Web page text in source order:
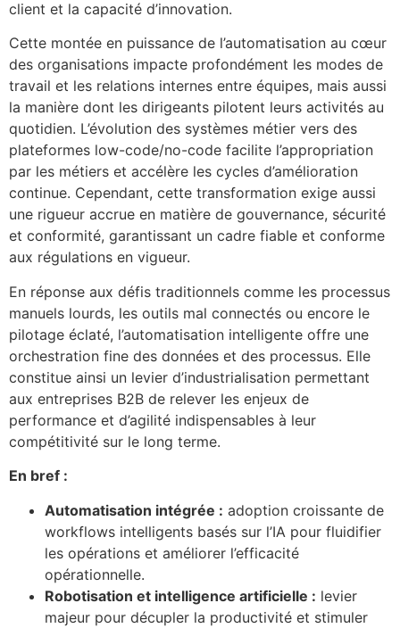
client et la capacité d’innovation.
Cette montée en puissance de l’automatisation au cœur
des organisations impacte profondément les modes de
travail et les relations internes entre équipes, mais aussi
la manière dont les dirigeants pilotent leurs activités au
quotidien. L’évolution des systèmes métier vers des
plateformes low-code/no-code facilite l’appropriation
par les métiers et accélère les cycles d’amélioration
continue. Cependant, cette transformation exige aussi
une rigueur accrue en matière de gouvernance, sécurité
et conformité, garantissant un cadre fiable et conforme
aux régulations en vigueur.
En réponse aux défis traditionnels comme les processus
manuels lourds, les outils mal connectés ou encore le
pilotage éclaté, l’automatisation intelligente offre une
orchestration fine des données et des processus. Elle
constitue ainsi un levier d’industrialisation permettant
aux entreprises B2B de relever les enjeux de
performance et d’agilité indispensables à leur
compétitivité sur le long terme.
En bref :
Automatisation intégrée : adoption croissante de
workflows intelligents basés sur l’IA pour fluidifier
les opérations et améliorer l’efficacité
opérationnelle.
Robotisation et intelligence artificielle : levier
majeur pour décupler la productivité et stimuler